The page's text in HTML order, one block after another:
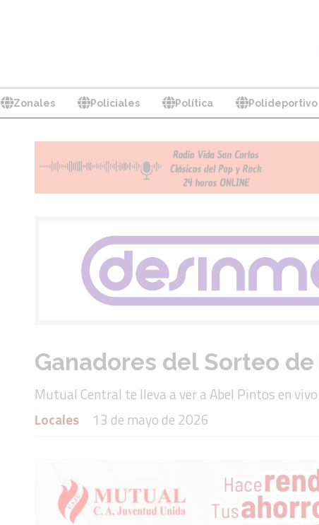
Zonales Policiales Política Polideportivo
Ganadores del Sorteo
Mutual Central te lleva a ver a Abel Pintos en
Locales
13 de mayo de 2026